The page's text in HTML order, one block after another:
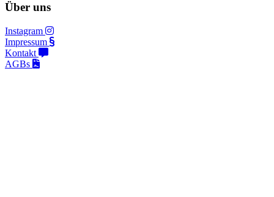
Über uns
Instagram
Impressum
Kontakt
AGBs